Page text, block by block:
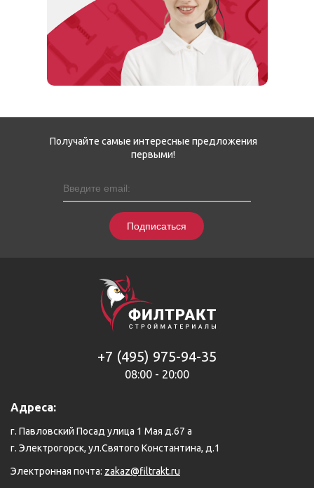
Получайте самые интересные предложения
первыми!
Подписаться
+7 (495) 975-94-35
08:00 - 20:00
Адреса:
г. Павловский Посад улица 1 Мая д.67 а
г. Электрогорск, ул.Святого Константина, д.1
Электронная почта: zakaz@filtrakt.ru